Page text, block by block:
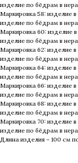
изделие по бёдрам в
Маркировка 58: изделие
изделие по бёдрам в
Маркировка 60: изделие
изделие по бёдрам в
Маркировка 62: изделие
изделие по бёдрам в
Маркировка 64: изделие
изделие по бёдрам в
Маркировка 66: изделие
изделие по бёдрам в
Маркировка 68: изделие
изделие по бёдрам в
Маркировка 70: изделие
изделие по бёдрам в
Длина изделия – 100 см